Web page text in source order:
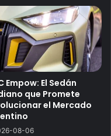
Empow: El Sedán
que Promete
el Mercado
08-06